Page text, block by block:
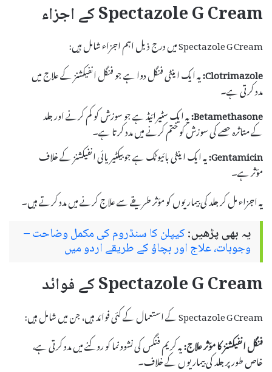
Spectazole G Cream کے اجزاء
Spectazole G Cream میں درج ذیل اہم اجزاء شامل ہیں:
Clotrimazole:یہ ایک اینٹی فنگل دوا ہے جو فنگل انفیکشنز کے علاج میں
مدد کرتی ہے۔
Betamethasone:یہ ایک سٹیرائیڈ ہے جو سوزش کو کم کرنے اور جلد
کے متاثرہ حصے کی سوزش کو ختم کرنے میں مدد کرتا ہے۔
Gentamicin:یہ ایک اینٹی بائیوٹک ہے جو بیکٹیریائی انفیکشنز کے خلاف
مؤثر ہے۔
یہ اجزاء مل کر جلد کی بیماریوں کو مؤثر طریقے سے علاج کرنے میں مدد کرتے ہیں۔
یہ بھی پڑھیں:کیپلن کا سنڈروم کی مکمل وضاحت –
وجوہات، علاج اور بچاؤ کے طریقے اردو میں
Spectazole G Cream کے فوائد
Spectazole G Cream کے استعمال کے کئی فوائد ہیں، جن میں شامل ہیں:
فنگل انفیکشنز کا مؤثر علاج:یہ کریم فنگس کی نشوونما کو روکنے میں مدد کرتی ہے،
خاص طور پر جلد کی بیماریوں کے خلاف۔